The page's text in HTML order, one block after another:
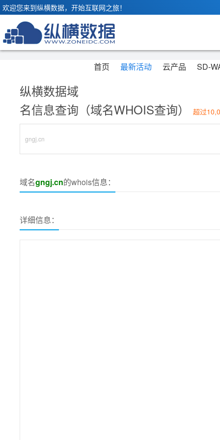
欢迎您来到纵横数据，开始互联网之旅！
首页 最新活动 云产品 SD-
纵横数据域
名信息查询（域名WHOIS查询）
超过
域名gngj.cn的whois信息：
详细信息：